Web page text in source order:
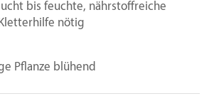
bis feuchte, nährstoffreiche
nötig
Pflanze blühend